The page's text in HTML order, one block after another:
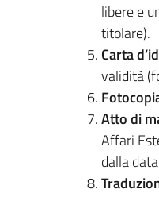
libere e
titolare).
Carta
validità
Atto di
Affari
dalla